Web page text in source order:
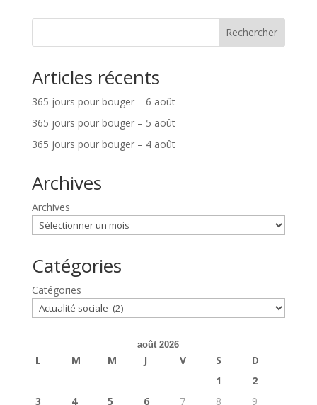
Rechercher
Articles récents
365 jours pour bouger – 6 août
365 jours pour bouger – 5 août
365 jours pour bouger – 4 août
Archives
Archives
Catégories
Catégories
août 2026
L M M J V S
D
1
2
3
4 5 6 7 8 9